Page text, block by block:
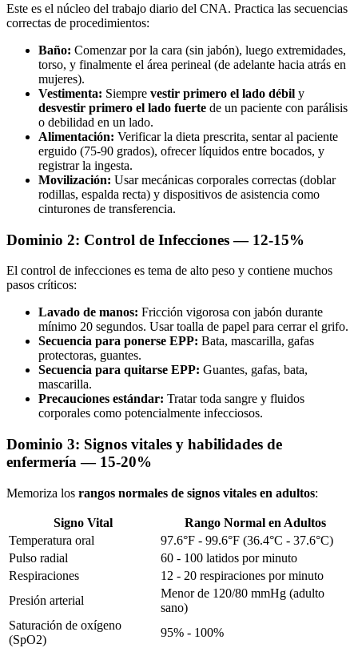
Este es el núcleo del trabajo diario del CNA. Practica las secuencias
correctas de procedimientos:
Baño: Comenzar por la cara (sin jabón), luego extremidades,
torso, y finalmente el área perineal (de adelante hacia atrás en
mujeres).
Vestimenta: Siempre vestir primero el lado débil y
desvestir primero el lado fuerte de un paciente con parálisis
o debilidad en un lado.
Alimentación: Verificar la dieta prescrita, sentar al paciente
erguido (75-90 grados), ofrecer líquidos entre bocados, y
registrar la ingesta.
Movilización: Usar mecánicas corporales correctas (doblar
rodillas, espalda recta) y dispositivos de asistencia como
cinturones de transferencia.
Dominio 2: Control de Infecciones — 12-15%
El control de infecciones es tema de alto peso y contiene muchos
pasos críticos:
Lavado de manos: Fricción vigorosa con jabón durante
mínimo 20 segundos. Usar toalla de papel para cerrar el grifo.
Secuencia para ponerse EPP: Bata, mascarilla, gafas
protectoras, guantes.
Secuencia para quitarse EPP: Guantes, gafas, bata,
mascarilla.
Precauciones estándar: Tratar toda sangre y fluidos
corporales como potencialmente infecciosos.
Dominio 3: Signos vitales y habilidades de
enfermería — 15-20%
Memoriza los rangos normales de signos vitales en adultos:
Signo Vital
Rango Normal en Adultos
Temperatura oral
97.6°F - 99.6°F (36.4°C - 37.6°C)
Pulso radial
60 - 100 latidos por minuto
Respiraciones
12 - 20 respiraciones por minuto
Presión arterial
Menor de 120/80 mmHg (adulto
sano)
Saturación de oxígeno
(SpO2)
95% - 100%